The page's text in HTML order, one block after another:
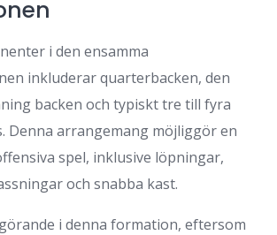
i den ensamma
inkluderar quarterbacken, den
backen och typiskt tre till fyra
Denna arrangemang möjliggör en
spel, inklusive löpningar,
och snabba kast.
i denna formation, eftersom